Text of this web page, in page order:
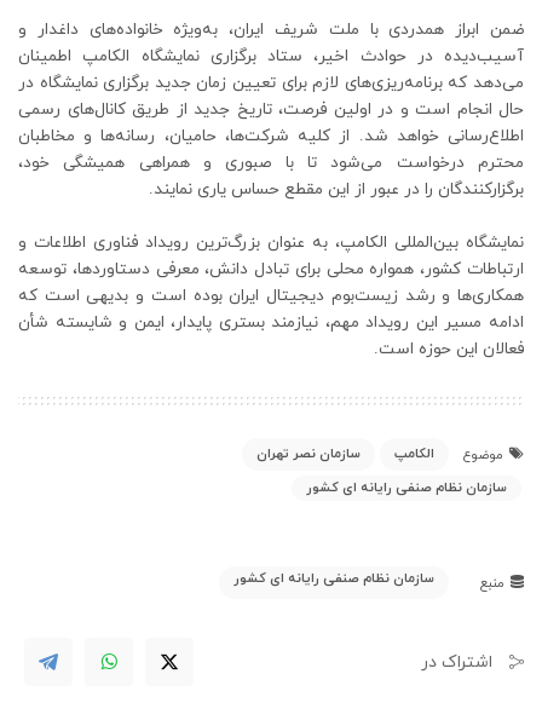
ضمن ابراز همدردی با ملت شریف ایران، به‌ویژه خانواده‌های داغدار و
آسیب‌دیده در حوادث اخیر، ستاد برگزاری نمایشگاه الکامپ اطمینان
می‌دهد که برنامه‌ریزی‌های لازم برای تعیین زمان جدید برگزاری نمایشگاه در
حال انجام است و در اولین فرصت، تاریخ جدید از طریق کانال‌های رسمی
اطلاع‌رسانی خواهد شد. از کلیه شرکت‌ها، حامیان، رسانه‌ها و مخاطبان
محترم درخواست می‌شود تا با صبوری و همراهی همیشگی خود،
برگزارکنندگان را در عبور از این مقطع حساس یاری نمایند.
نمایشگاه بین‌المللی الکامپ، به عنوان بزرگ‌ترین رویداد فناوری اطلاعات و
ارتباطات کشور، همواره محلی برای تبادل دانش، معرفی دستاوردها، توسعه
همکاری‌ها و رشد زیست‌بوم دیجیتال ایران بوده است و بدیهی است که
ادامه مسیر این رویداد مهم، نیازمند بستری پایدار، ایمن و شایسته شأن
فعالان این حوزه است.
موضوع الکامپ
سازمان نصر تهران
سازمان نظام صنفی رایانه ای کشور
منبع سازمان نظام صنفی رایانه ای کشور
اشتراک در